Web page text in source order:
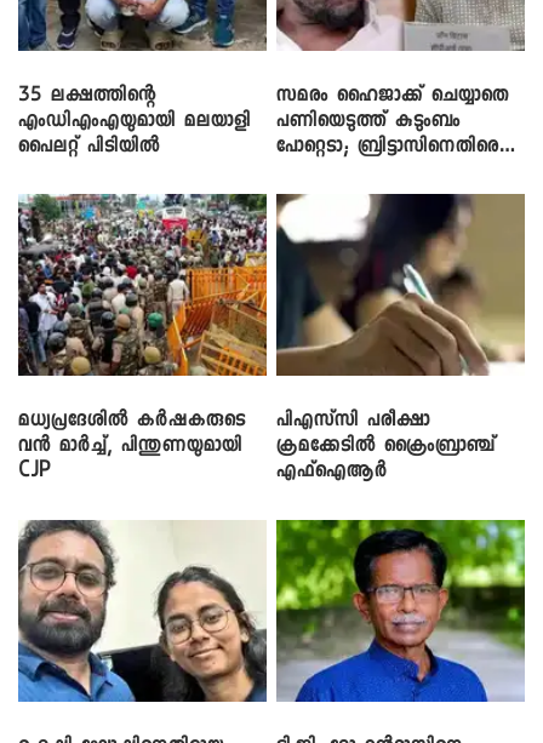
35 ലക്ഷത്തിന്റെ
എംഡിഎംഎയുമായി മലയാളി
പൈലറ്റ് പിടിയിൽ
സമരം ഹൈജാക്ക് ചെയ്യാതെ
പണിയെടുത്ത് കുടുംബം
പോറ്റെടാ; ബ്രിട്ടാസിനെതിരെ
മധ്യപ്രദേശിൽ കർഷകരുടെ
വൻ മാർച്ച്, പിന്തുണയുമായി
CJP
പിഎസ്‌സി പരീക്ഷാ
ക്രമക്കേ‌ടിൽ ക്രൈംബ്രാഞ്ച്
എഫ്ഐആർ